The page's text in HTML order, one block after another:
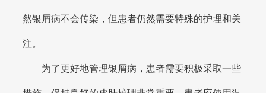
然银屑病不会传染，但患者仍然需要特殊的护理和关
注。
为了更好地管理银屑病，患者需要积极采取一些